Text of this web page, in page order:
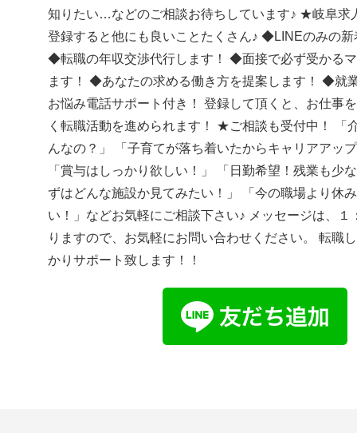
知りたい…などのご相談お待ちしています♪ ★岐阜求
登録すると他にも良いことたくさん♪ ◆LINEのみの
◆転職の年収交渉代行します！ ◆面接で必ず受かる
ます！ ◆あなたの求める働き方を提案します！ ◆就
お悩み電話サポート付き！ 登録して頂くと、お仕事
く転職活動を進められます！ ★ご相談も受付中！ 「
んなの？」 「子育てが落ち着いたからキャリアアッ
「賞与はしっかり欲しい！」 「日勤希望！残業も少
ずはどんな施設か見てみたい！」 「今の職場より休
い！」などお気軽にご相談下さい♪ メッセージは、１
りますので、お気軽にお問い合わせください。 転職
かりサポート致します！！